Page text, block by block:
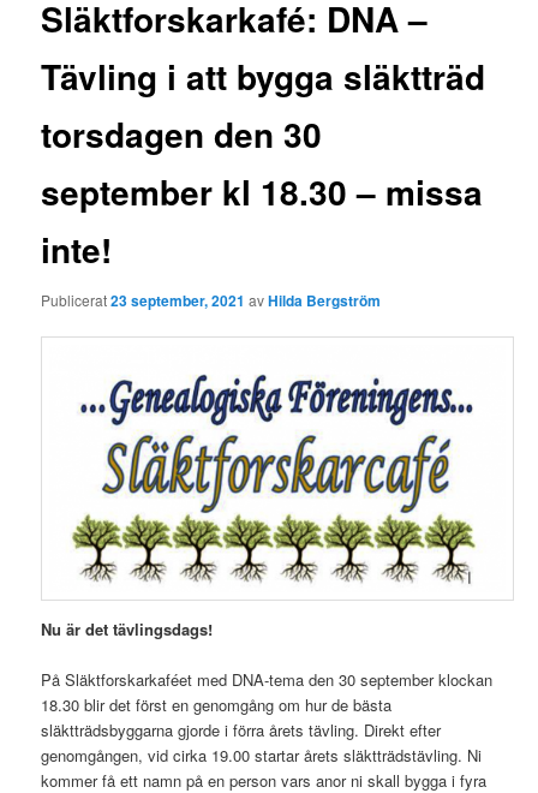
g
n
v
i
e
i
g
Släktforskarkafé: DNA –
Tävling i att bygga släktträd
torsdagen den 30
september kl 18.30 – missa
inte!
Publicerat23 september, 2021 avHilda Bergström
Nu är det tävlingsdags!
På Släktforskarkaféet med DNA-tema den 30 september klockan
18.30 blir det först en genomgång om hur de bästa
släktträdsbyggarna gjorde i förra årets tävling. Direkt efter
genomgången, vid cirka 19.00 startar årets släktträdstävling. Ni
kommer få ett namn på en person vars anor ni skall bygga i fyra